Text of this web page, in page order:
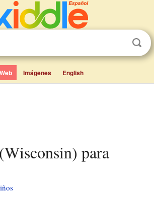
Web Imágenes English